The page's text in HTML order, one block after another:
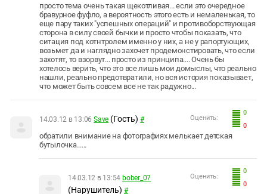
просто тема очень такая щекотливая... если это очередное
бравурное фуфло, а вероятность этого есть и немаленькая, то
еще пару таких "успешных операций" и противоборствующая
сторона в силу своей бычки и просто чтобы показать, что
ситация под котнтролем именно у них, а не у рапортующих,
возьмет да и наглядно захочет продемонстировать, что если
захотят, то взорвут... просто из принципа.... Очень бы
хотелось верить, что это все лишь мои домыслы, что реально
нашли, реально предотвратили, но вся история показывает,
что может быть совсем все не так радужно...
0
0
Оценить:
14.03.12 в 13:06 Save (Гость) #
обратили внимание на фотографиях мелькает детская
бутылочка......
0
0
Оценить:
14.03.12 в 13:54 bober_07
(Нарушитель) #